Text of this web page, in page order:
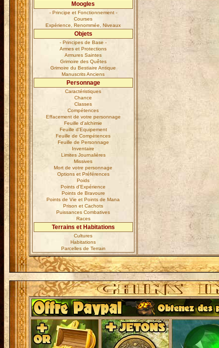
Moogles
- Principe et Fonctionnement -
Courses
Expérience, Renommée, Niveaux
Objets
- Principes de Base -
Armes et Protections
Armures Saintes
Grimoire des Quêtes
Grimoire du Bestiaire Antique
Manuscrits Anciens
Personnage
Caractéristiques
Chance
Classes
Compétences
Effacement de votre personnage
Feuille d'alchimie
Feuille d'Equipement
Feuille de Compétences
Feuille de Personnage
Inventaire
Limites Journalières
Missives
Mort de votre personnage
Options et Préférences
Poids
Points d'Expérience
Points de Bravoure
Points de Vie et Points de Mana
Prison et Cachots
Puissances Combatives
Races
Terrains et Habitations
Cultures
Habitations
Parcelles de Terrain